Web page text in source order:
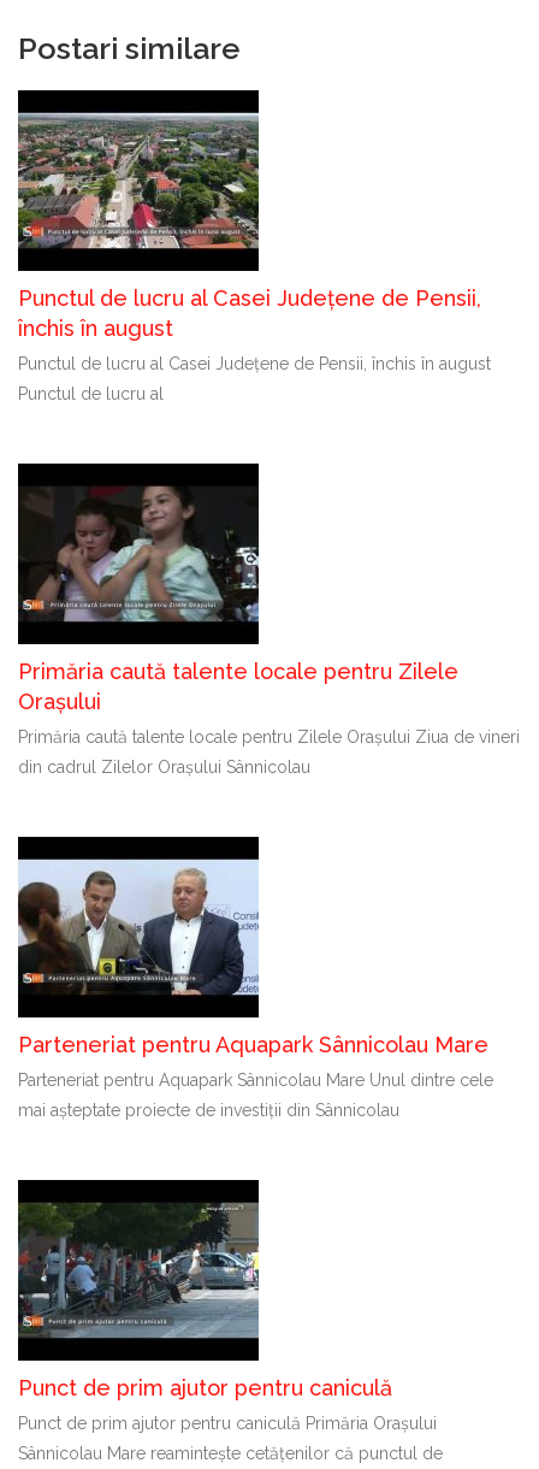
Postari similare
Punctul de lucru al Casei Județene de Pensii,
închis în august
Punctul de lucru al Casei Județene de Pensii, închis în august
Punctul de lucru al
Primăria caută talente locale pentru Zilele
Orașului
Primăria caută talente locale pentru Zilele Orașului Ziua de vineri
din cadrul Zilelor Orașului Sânnicolau
Parteneriat pentru Aquapark Sânnicolau Mare
Parteneriat pentru Aquapark Sânnicolau Mare Unul dintre cele
mai așteptate proiecte de investiții din Sânnicolau
Punct de prim ajutor pentru caniculă
Punct de prim ajutor pentru caniculă Primăria Orașului
Sânnicolau Mare reamintește cetățenilor că punctul de